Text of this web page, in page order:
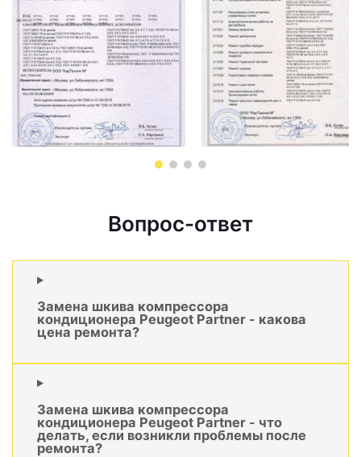
Вопрос-ответ
Замена шкива компрессора
кондиционера Peugeot Partner - какова
цена ремонта?
Замена шкива компрессора
кондиционера Peugeot Partner - что
делать, если возникли проблемы после
ремонта?